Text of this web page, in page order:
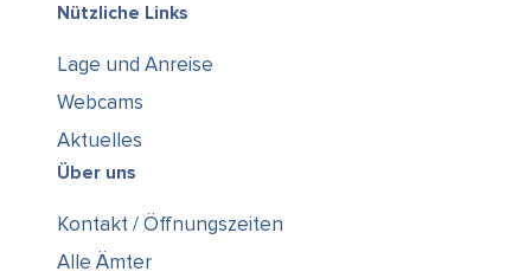
Nützliche Links
Lage und Anreise
Webcams
Aktuelles
Über uns
Kontakt / Öffnungszeiten
Alle Ämter